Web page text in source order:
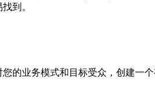
到。
的业务模式和目标受众，创建一